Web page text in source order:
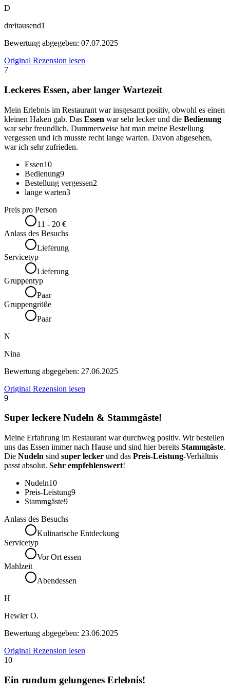
D
dreitausend1
Bewertung abgegeben: 07.07.2025
Original Rezension lesen
7
Leckeres Essen, aber langer Wartezeit
Mein Erlebnis im Restaurant war insgesamt positiv, obwohl es einen
kleinen Haken gab. Das Essen war sehr lecker und die Bedienung
war sehr freundlich. Dummerweise hat man meine Bestellung
vergessen und ich musste recht lange warten. Davon abgesehen,
war ich sehr zufrieden.
Essen10
Bedienung9
Bestellung vergessen2
lange warten3
Preis pro Person
11 - 20 €
Anlass des Besuchs
Lieferung
Servicetyp
Lieferung
Gruppentyp
Paar
Gruppengröße
Paar
N
Nina
Bewertung abgegeben: 27.06.2025
Original Rezension lesen
9
Super leckere Nudeln & Stammgäste!
Meine Erfahrung im Restaurant war durchweg positiv. Wir bestellen
uns das Essen immer nach Hause und sind hier bereits Stammgäste.
Die Nudeln sind super lecker und das Preis-Leistung-Verhältnis
passt absolut. Sehr empfehlenswert!
Nudeln10
Preis-Leistung9
Stammgäste9
Anlass des Besuchs
Kulinarische Entdeckung
Servicetyp
Vor Ort essen
Mahlzeit
Abendessen
H
Hewler O.
Bewertung abgegeben: 23.06.2025
Original Rezension lesen
10
Ein rundum gelungenes Erlebnis!